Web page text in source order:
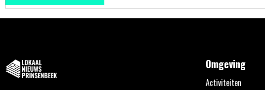
Omgeving
Activiteiten